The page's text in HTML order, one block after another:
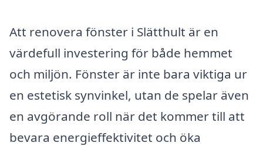
Att renovera fönster i Slätthult är en
värdefull investering för både hemmet
och miljön. Fönster är inte bara viktiga ur
en estetisk synvinkel, utan de spelar även
en avgörande roll när det kommer till att
bevara energieffektivitet och öka